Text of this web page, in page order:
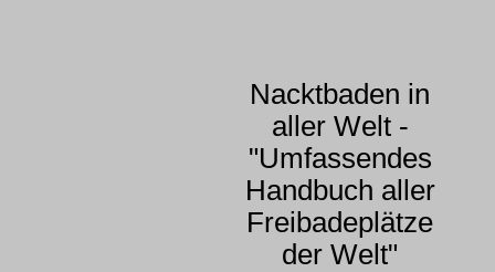
Nacktbaden in
aller Welt -
"Umfassendes
Handbuch aller
Freibadeplätze
der Welt"